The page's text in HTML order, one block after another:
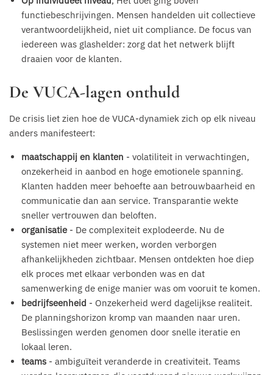
functiebeschrijvingen. Mensen handelden uit collectieve
verantwoordelijkheid, niet uit compliance. De focus van
iedereen was glashelder: zorg dat het netwerk blijft
draaien voor de klanten.
De VUCA-lagen onthuld
De crisis liet zien hoe de VUCA-dynamiek zich op elk niveau
anders manifesteert:
maatschappij en klanten - volatiliteit in verwachtingen,
onzekerheid in aanbod en hoge emotionele spanning.
Klanten hadden meer behoefte aan betrouwbaarheid en
communicatie dan aan service. Transparantie wekte
sneller vertrouwen dan beloften.
organisatie- De complexiteit explodeerde. Nu de
systemen niet meer werken, worden verborgen
afhankelijkheden zichtbaar. Mensen ontdekten hoe diep
elk proces met elkaar verbonden was en dat
samenwerking de enige manier was om vooruit te komen.
bedrijfseenheid - Onzekerheid werd dagelijkse realiteit.
De planningshorizon kromp van maanden naar uren.
Beslissingen werden genomen door snelle iteratie en
lokaal leren.
teams - ambiguïteit veranderde in creativiteit. Teams